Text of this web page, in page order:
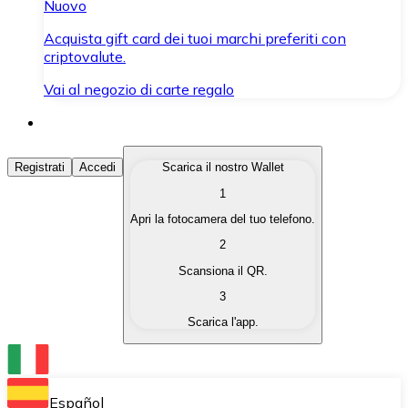
Nuovo
Acquista gift card dei tuoi marchi preferiti con
criptovalute.
Vai al negozio di carte regalo
Acquista Criptovalute
Acquista le criptovalute che ti interessano in modo
Converti le tue criptovalute in valuta fiat quando ne
Scambia una criptovaluta con un'altra
Conserva le tue cripto in un Wallet self-custodial.
Registrati Accedi
Scarica il nostro Wallet
1
Apri la fotocamera del tuo telefono.
2
Scansiona il QR.
3
Scarica l'app.
Español